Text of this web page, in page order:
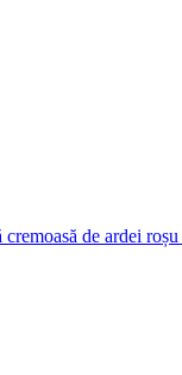
cremoasă de ardei roșu